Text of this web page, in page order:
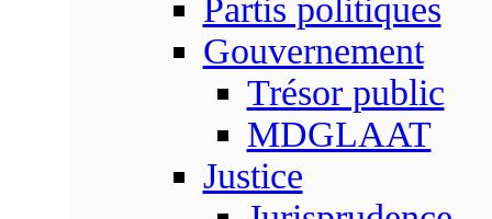
Partis politiques
Gouvernement
Trésor public
MDGLAAT
Justice